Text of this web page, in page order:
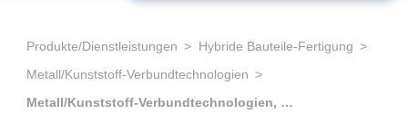
Produkte/Dienstleistungen
Hybride Bauteile-Fertigung
Metall/Kunststoff-Verbundtechnologien
Metall/Kunststoff-Verbundtechnologien, sonstige